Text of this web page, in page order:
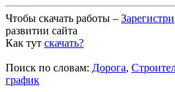
Чтобы скачать работы –
развитии сайта
Как тут скачать?
Поиск по словам: Дорога,
график